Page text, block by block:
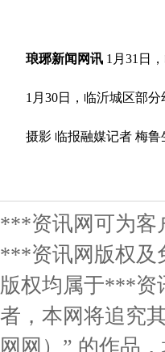
琅琊新闻网讯 1月31日
1月30日，临沂城区部分
摄影 临报融媒记者 梅鲁
***资讯网可为客
***资讯网版权及
版权均属于***资
者，本网将追究
网网）” 的作品